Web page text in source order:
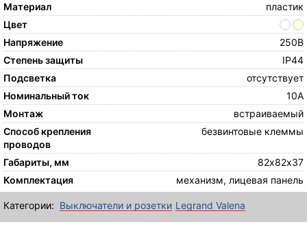
Материал
пластик
Цвет
Напряжение
250В
Степень защиты
IP44
Подсветка
отсутствует
Номинальный ток
10А
Монтаж
встраиваемый
Способ крепления
проводов
безвинтовые клеммы
Габариты, мм
82х82х37
Комплектация
механизм, лицевая панель
Категории: Выключатели и розетки Legrand Valena